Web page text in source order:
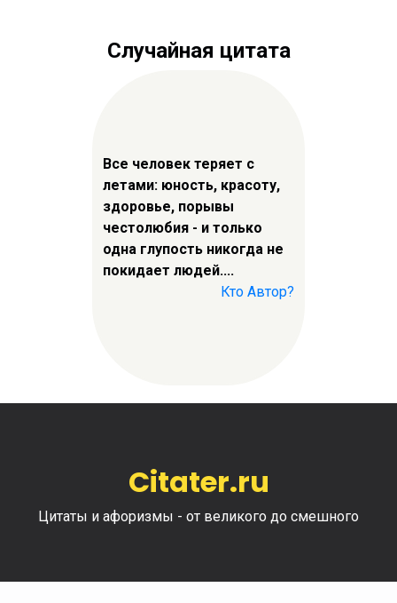
Случайная цитата
Все человек теряет с
летами: юность, красоту,
здоровье, порывы
честолюбия - и только
одна глупость никогда не
покидает людей....
Кто Автор?
Citater.ru
Цитаты и афоризмы - от великого до смешного